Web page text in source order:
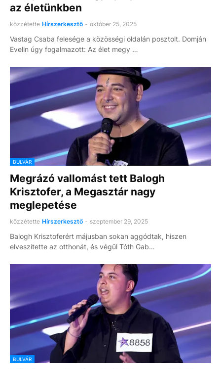
az életünkben
közzétette Hírszerkesztő - október 25, 2025
Vastag Csaba felesége a közösségi oldalán posztolt. Domján
Evelin úgy fogalmazott: Az élet megy …
BULVÁR
Megrázó vallomást tett Balogh
Krisztofer, a Megasztár nagy
meglepetése
közzétette Hírszerkesztő - szeptember 29, 2025
Balogh Krisztoferért májusban sokan aggódtak, hiszen
elveszítette az otthonát, és végül Tóth Gab…
BULVÁR